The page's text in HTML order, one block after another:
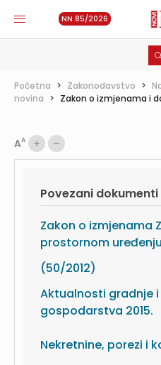
NN 85/2026
Početna > Zakonodavstvo >
novina > Zakon o izmjenama i
AA
Povezani dokumenti
Zakon o izmjenama
prostornom
(50/2012)
Aktualnosti gradnje
gospodarstva 2015.
Nekretnine, porezi i